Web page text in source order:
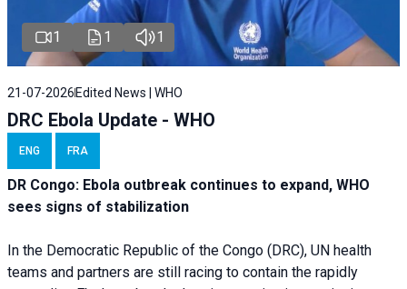
1 1 1
21-07-2026 Edited News | WHO
DRC Ebola Update - WHO
ENG FRA
DR Congo: Ebola outbreak continues to expand, WHO
sees signs of stabilization
In the Democratic Republic of the Congo (DRC), UN health
teams and partners are still racing to contain the rapidly